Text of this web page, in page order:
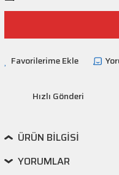
Hızlı Gönderi
ÜRÜN BILGISI
YORUMLAR